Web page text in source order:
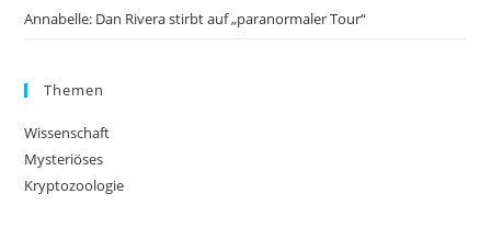
Annabelle: Dan Rivera stirbt auf „paranormaler Tour“
Themen
Wissenschaft
Mysteriöses
Kryptozoologie